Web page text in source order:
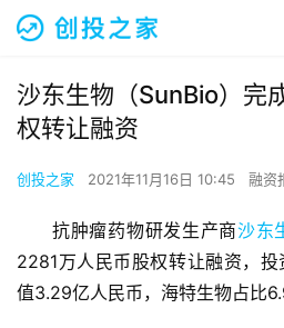
沙东生物（SunBio）完
权转让融资
创投之家 2021年11月16日 10:45 融资
抗肿瘤药物研发生产商沙东
2281万人民币股权转让融资，
值3.29亿人民币，海特生物占比